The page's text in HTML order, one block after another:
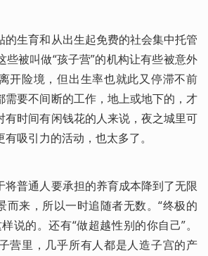
的生育和从出生起免费的社会集中托管
些被叫做“孩子营”的机构让有些被意外
开险境，但出生率也就此又停滞不前
需要不间断的工作，地上或地下的，才
有时间有闲钱花的人来说，夜之城里可
吸引力的活动，也太多了。
将普通人要承担的养育成本降到了无限
而来，所以一时追随者无数。“终极的
说的。还有“做超越性别的你自己”。
营里，几乎所有人都是人造子宫的产